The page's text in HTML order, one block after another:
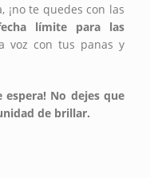
¡no te quedes con las
límite para las
voz con tus panas y
espera! No dejes que
de brillar.